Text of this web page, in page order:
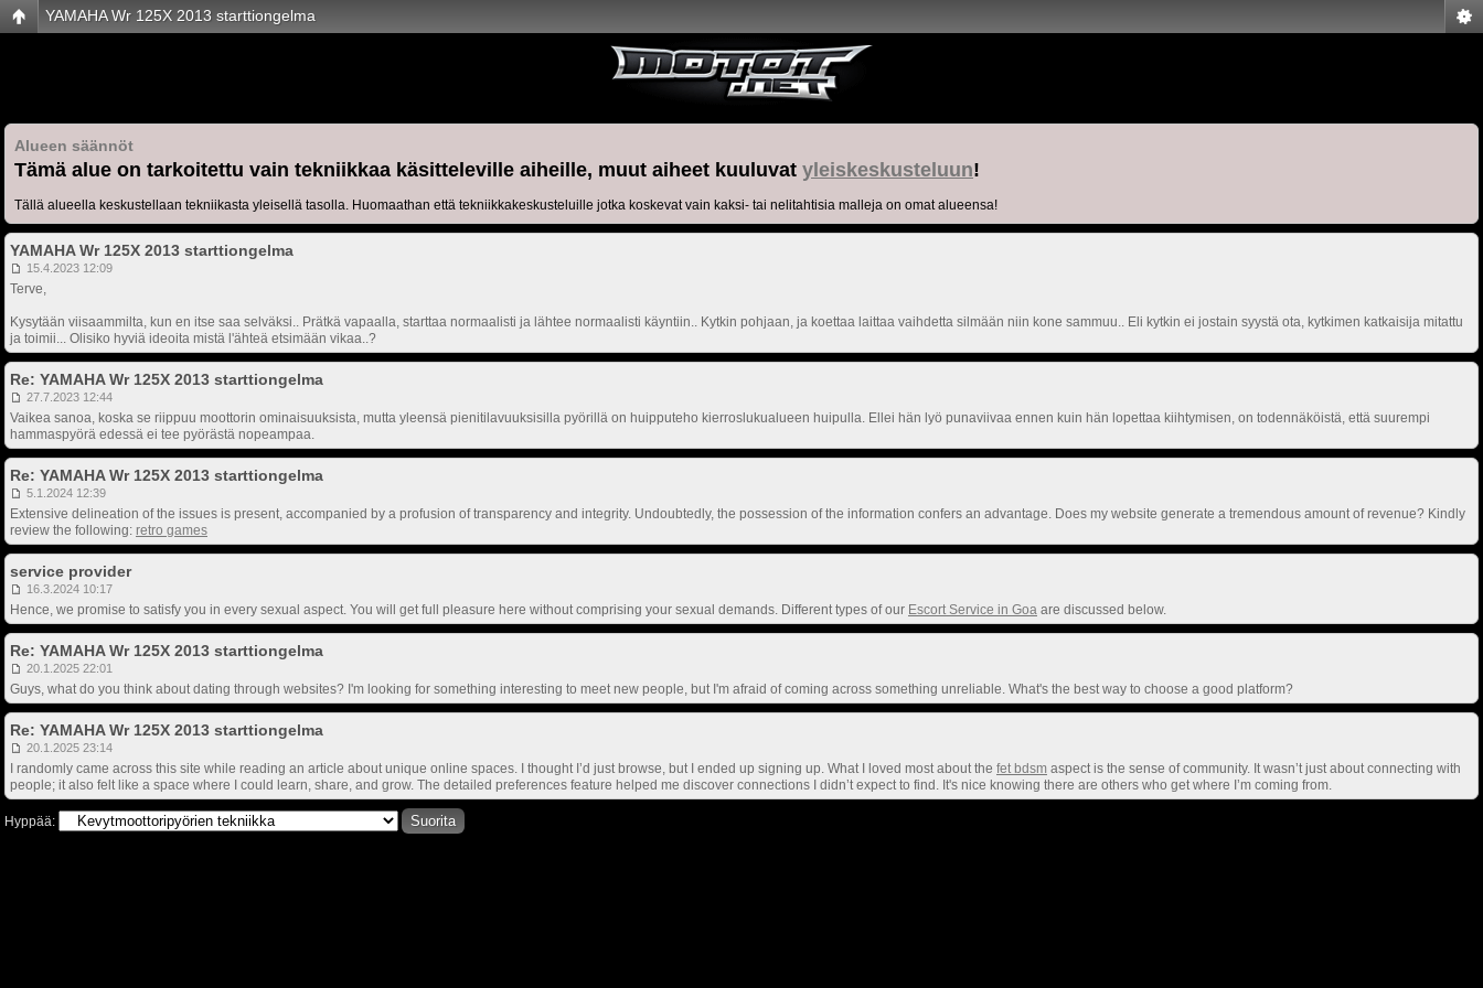
YAMAHA Wr 125X 2013 starttiongelma
Alueen säännöt
Tämä alue on tarkoitettu vain tekniikkaa käsitteleville aiheille, muut aiheet kuuluvat yleiskeskusteluun!
Tällä alueella keskustellaan tekniikasta yleisellä tasolla. Huomaathan että tekniikkakeskusteluille jotka koskevat vain kaksi- tai nelitahtisia malleja on omat alueensa!
YAMAHA Wr 125X 2013 starttiongelma
15.4.2023 12:09
Terve,
Kysytään viisaammilta, kun en itse saa selväksi.. Prätkä vapaalla, starttaa normaalisti ja lähtee normaalisti käyntiin.. Kytkin pohjaan, ja koettaa laittaa vaihdetta silmään niin kone sammuu.. Eli kytkin ei jostain syystä ota, kytkimen katkaisija mitattu
ja toimii... Olisiko hyviä ideoita mistä l'ähteä etsimään vikaa..?
Re: YAMAHA Wr 125X 2013 starttiongelma
27.7.2023 12:44
Vaikea sanoa, koska se riippuu moottorin ominaisuuksista, mutta yleensä pienitilavuuksisilla pyörillä on huipputeho kierroslukualueen huipulla. Ellei hän lyö punaviivaa ennen kuin hän lopettaa kiihtymisen, on todennäköistä, että suurempi
hammaspyörä edessä ei tee pyörästä nopeampaa.
Re: YAMAHA Wr 125X 2013 starttiongelma
5.1.2024 12:39
Extensive delineation of the issues is present, accompanied by a profusion of transparency and integrity. Undoubtedly, the possession of the information confers an advantage. Does my website generate a tremendous amount of revenue? Kindly
review the following: retro games
service provider
16.3.2024 10:17
Hence, we promise to satisfy you in every sexual aspect. You will get full pleasure here without comprising your sexual demands. Different types of our Escort Service in Goa are discussed below.
Re: YAMAHA Wr 125X 2013 starttiongelma
20.1.2025 22:01
Guys, what do you think about dating through websites? I'm looking for something interesting to meet new people, but I'm afraid of coming across something unreliable. What's the best way to choose a good platform?
Re: YAMAHA Wr 125X 2013 starttiongelma
20.1.2025 23:14
I randomly came across this site while reading an article about unique online spaces. I thought I’d just browse, but I ended up signing up. What I loved most about the fet bdsm aspect is the sense of community. It wasn’t just about connecting with
people; it also felt like a space where I could learn, share, and grow. The detailed preferences feature helped me discover connections I didn’t expect to find. It's nice knowing there are others who get where I’m coming from.
Hyppää: